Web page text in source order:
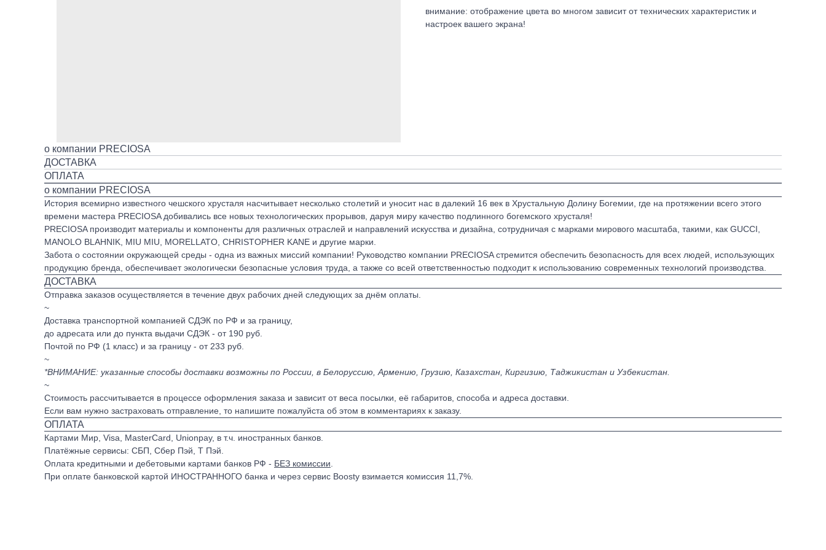
внимание: отображение цвета во многом зависит от технических характеристик и
настроек вашего экрана!
о компании PRECIOSA
ДОСТАВКА
ОПЛАТА
о компании PRECIOSA
История всемирно известного чешского хрусталя насчитывает несколько столетий и уносит нас в далекий 16 век в Хрустальную Долину Богемии, где на протяжении всего этого
времени мастера PRECIOSA добивались все новых технологических прорывов, даруя миру качество подлинного богемского хрусталя!
PRECIOSA производит материалы и компоненты для различных отраслей и направлений искусства и дизайна, сотрудничая с марками мирового масштаба, такими, как GUCCI,
MANOLO BLAHNIK, MIU MIU, MORELLATO, CHRISTOPHER KANE и другие марки.
Забота о состоянии окружающей среды - одна из важных миссий компании! Руководство компании PRECIOSA стремится обеспечить безопасность для всех людей, использующих
продукцию бренда, обеспечивает экологически безопасные условия труда, а также со всей ответственностью подходит к использованию современных технологий производства.
ДОСТАВКА
Отправка заказов осуществляется в течение двух рабочих дней следующих за днём оплаты.
~
Доставка транспортной компанией СДЭК по РФ и за границу,
до адресата или до пункта выдачи СДЭК - от 190 руб.
Почтой по РФ (1 класс) и за границу - от 233 руб.
~
*ВНИМАНИЕ: указанные способы доставки возможны по России, в Белоруссию, Армению, Грузию, Казахстан, Киргизию, Таджикистан и Узбекистан.
~
Стоимость рассчитывается в процессе оформления заказа и зависит от веса посылки, её габаритов, способа и адреса доставки.
Если вам нужно застраховать отправление, то напишите пожалуйста об этом в комментариях к заказу.
ОПЛАТА
Картами Мир, Visa, MasterCard, Unionpay, в т.ч. иностранных банков.
Платёжные сервисы: СБП, Сбер Пэй, Т Пэй.
Оплата кредитными и дебетовыми картами банков РФ - БЕЗ комиссии
При оплате банковской картой ИНОСТРАННОГО банка и через сервис Boosty взимается комиссия 11,7%.